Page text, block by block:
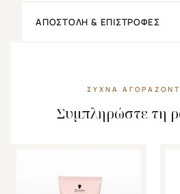
ΑΠΟΣΤΟΛΉ & ΕΠΙΣΤΡΟΦΈΣ
ΣΥΧΝΆ
Συμπληρώστε τη